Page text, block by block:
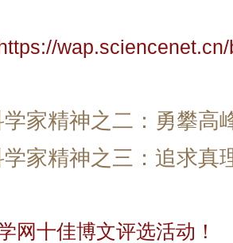
学家精神之二：勇攀高
学家精神之三：追求真
网十佳博文评选活动！